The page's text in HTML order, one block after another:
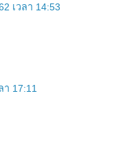
เวลา 14:53
17:11